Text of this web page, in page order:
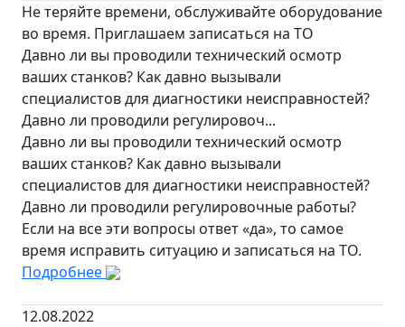
Не теряйте времени, обслуживайте оборудование
во время. Приглашаем записаться на ТО
Давно ли вы проводили технический осмотр
ваших станков? Как давно вызывали
специалистов для диагностики неисправностей?
Давно ли проводили регулировоч...
Давно ли вы проводили технический осмотр
ваших станков? Как давно вызывали
специалистов для диагностики неисправностей?
Давно ли проводили регулировочные работы?
Если на все эти вопросы ответ «да», то самое
время исправить ситуацию и записаться на ТО.
Подробнее
12.08.2022